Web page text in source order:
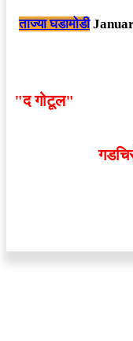
ताज्या घडामोडी
"द गोटूल"